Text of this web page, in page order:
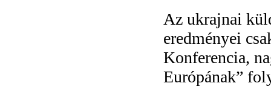
Az ukrajnai
eredményei
Konferencia,
Európának”